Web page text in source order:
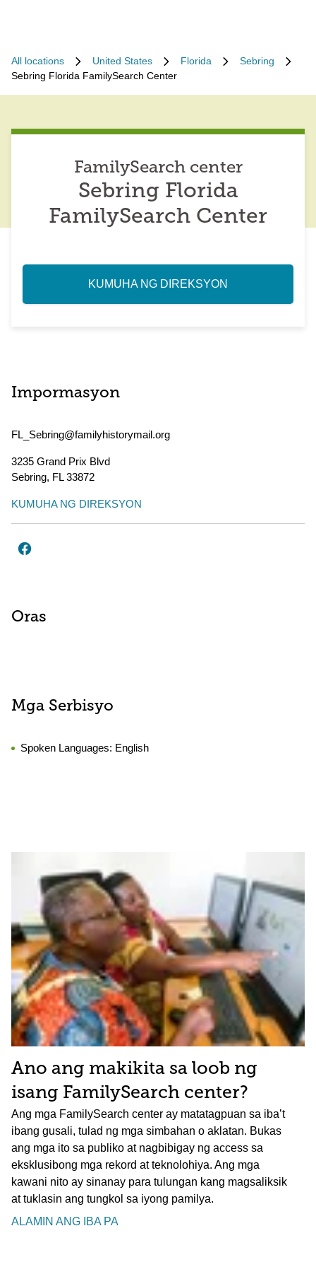
All locations United States Florida
Sebring
Sebring Florida FamilySearch Center
FamilySearch center
Sebring Florida
FamilySearch Center
KUMUHA NG DIREKSYON
Impormasyon
FL_Sebring@familyhistorymail.org
3235 Grand Prix Blvd
Sebring, FL33872
KUMUHA NG DIREKSYON
Oras
Mga Serbisyo
Spoken Languages: English
Ano ang makikita sa loob ng
isang FamilySearch center?
Ang mga FamilySearch center ay matatagpuan sa iba’t
ibang gusali, tulad ng mga simbahan o aklatan. Bukas
ang mga ito sa publiko at nagbibigay ng access sa
eksklusibong mga rekord at teknolohiya. Ang mga
kawani nito ay sinanay para tulungan kang magsaliksik
at tuklasin ang tungkol sa iyong pamilya.
ALAMIN ANG IBA PA